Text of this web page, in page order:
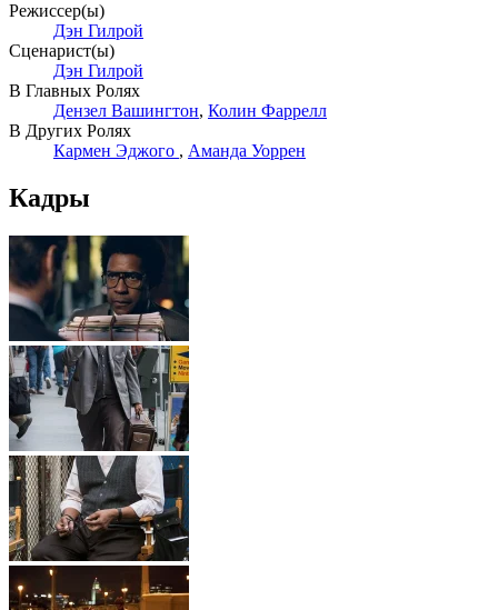
Режиссер(ы)
Дэн Гилрой
Сценарист(ы)
Дэн Гилрой
В Главных Ролях
Дензел Вашингтон, Колин Фаррелл
В Других Ролях
Кармен Эджого , Аманда Уоррен
Кадры